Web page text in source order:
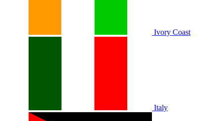
Ivory Coast
Italy